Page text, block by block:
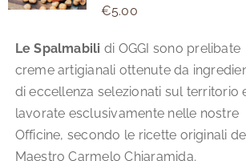
€5.00
Le Spalmabili di OGGI sono prelibate
creme artigianali ottenute da
di eccellenza selezionati sul territorio
lavorate esclusivamente nelle nostre
Officine, secondo le ricette originali
Maestro Carmelo Chiaramida.